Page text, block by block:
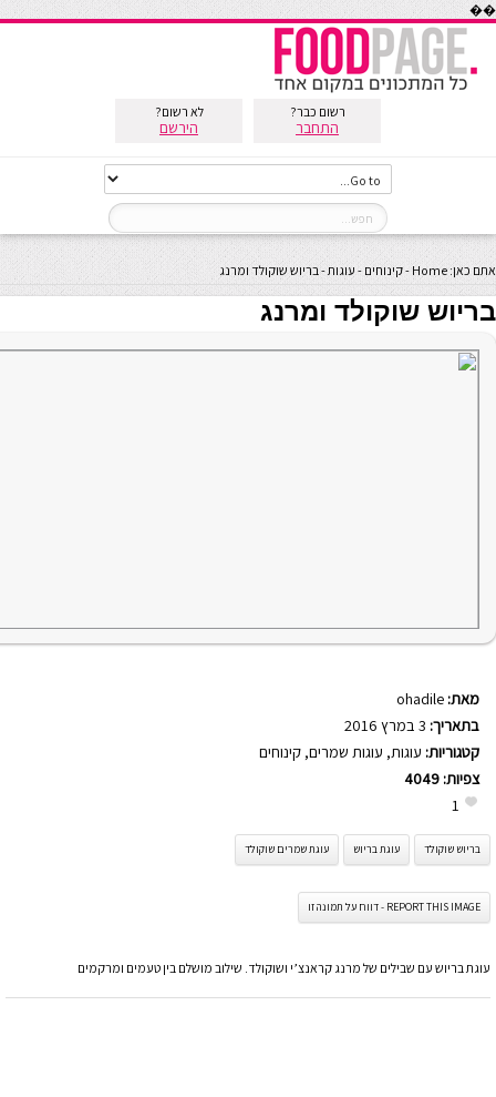
��
רשום כבר?
התחבר
לא רשום?
הירשם
אתם כאן: Home
-קינוחים - עוגות-בריוש שוקולד ומרנג
בריוש שוקולד ומרנג
מאת: ohadile
בתאריך:
קטגוריות: עוגות, עוגות שמרים, קינוחים
צפיות: 4049
1
בריוש שוקולד עוגת בריוש עוגת שמרים שוקולד
REPORT THIS IMAGE - דווח על תמונה זו
עוגת בריוש עם שבילים של מרנג קראנצ’י ושוקולד. שילוב מושלם בין טעמים ומרקמים